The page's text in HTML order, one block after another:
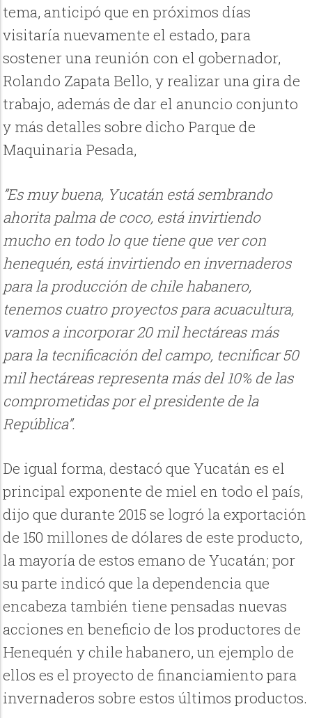
tema, anticipó que en próximos días
visitaría nuevamente el estado, para
sostener una reunión con el gobernador,
Rolando Zapata Bello, y realizar una gira de
trabajo, además de dar el anuncio conjunto
y más detalles sobre dicho Parque de
Maquinaria Pesada,
”Es muy buena, Yucatán está sembrando
ahorita palma de coco, está invirtiendo
mucho en todo lo que tiene que ver con
henequén, está invirtiendo en invernaderos
para la producción de chile habanero,
tenemos cuatro proyectos para acuacultura,
vamos a incorporar 20 mil hectáreas más
para la tecnificación del campo, tecnificar 50
mil hectáreas representa más del 10% de las
comprometidas por el presidente de la
República”.
De igual forma, destacó que Yucatán es el
principal exponente de miel en todo el país,
dijo que durante 2015 se logró la exportación
de 150 millones de dólares de este producto,
la mayoría de estos emano de Yucatán; por
su parte indicó que la dependencia que
encabeza también tiene pensadas nuevas
acciones en beneficio de los productores de
Henequén y chile habanero, un ejemplo de
ellos es el proyecto de financiamiento para
invernaderos sobre estos últimos productos.